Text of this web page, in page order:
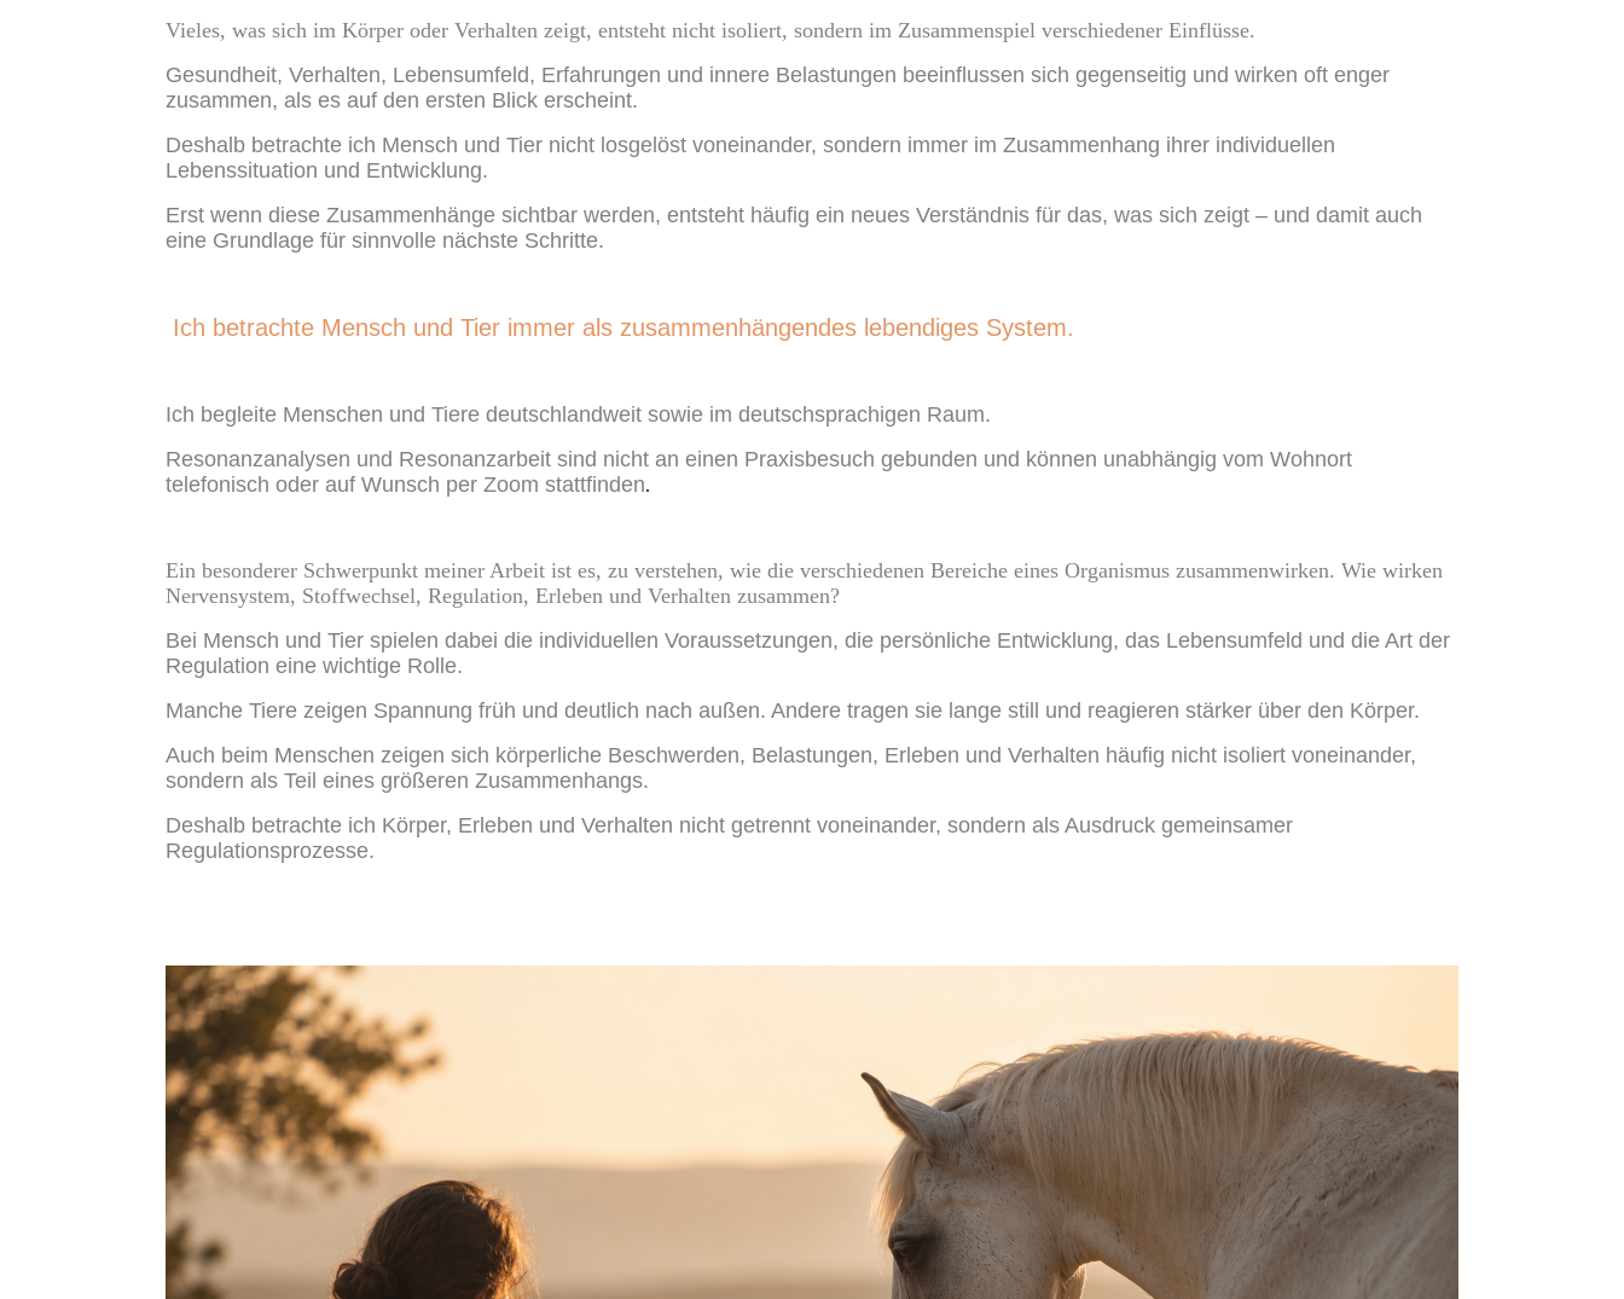
Vieles, was sich im Körper oder Verhalten zeigt, entsteht nicht isoliert, sondern im Zusammenspiel verschiedener Einflüsse.
Gesundheit, Verhalten, Lebensumfeld, Erfahrungen und innere Belastungen beeinflussen sich gegenseitig und wirken oft enger
zusammen, als es auf den ersten Blick erscheint.
Deshalb betrachte ich Mensch und Tier nicht losgelöst voneinander, sondern immer im Zusammenhang ihrer individuellen
Lebenssituation und Entwicklung.
Erst wenn diese Zusammenhänge sichtbar werden, entsteht häufig ein neues Verständnis für das, was sich zeigt – und damit auch
eine Grundlage für sinnvolle nächste Schritte.
Ich betrachte Mensch und Tier immer als zusammenhängendes lebendiges System.
Ich begleite Menschen und Tiere deutschlandweit sowie im deutschsprachigen Raum.
Resonanzanalysen und Resonanzarbeit sind nicht an einen Praxisbesuch gebunden und können unabhängig vom Wohnort
telefonisch oder auf Wunsch per Zoom stattfinden.
Ein besonderer Schwerpunkt meiner Arbeit ist es, zu verstehen, wie die verschiedenen Bereiche eines Organismus zusammenwirken. Wie wirken
Nervensystem, Stoffwechsel, Regulation, Erleben und Verhalten zusammen?
Bei Mensch und Tier spielen dabei die individuellen Voraussetzungen, die persönliche Entwicklung, das Lebensumfeld und die Art der
Regulation eine wichtige Rolle.
Manche Tiere zeigen Spannung früh und deutlich nach außen. Andere tragen sie lange still und reagieren stärker über den Körper.
Auch beim Menschen zeigen sich körperliche Beschwerden, Belastungen, Erleben und Verhalten häufig nicht isoliert voneinander,
sondern als Teil eines größeren Zusammenhangs.
Deshalb betrachte ich Körper, Erleben und Verhalten nicht getrennt voneinander, sondern als Ausdruck gemeinsamer
Regulationsprozesse.